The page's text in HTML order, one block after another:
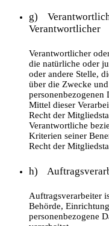
g)
Verantwortlicher
Verantwortlicher
die natürliche oder
oder andere Stelle,
über die Zwecke
personenbezogenen
Mittel dieser
Recht der
Verantwortliche
Kriterien seiner
Recht der
h)
Auftragsverarbeiter
Behörde,
personenbezogene